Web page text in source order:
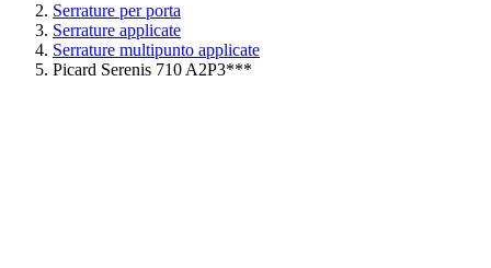
Serrature per porta
Serrature applicate
Serrature multipunto applicate
Picard Serenis 710 A2P3***